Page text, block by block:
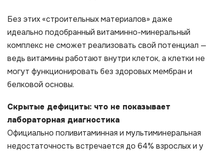
Без этих «строительных материалов» даже
идеально подобранный витаминно-минеральный
комплекс не сможет реализовать свой потенциал —
ведь витамины работают внутри клеток, а клетки не
могут функционировать без здоровых мембран и
белковой основы.
Скрытые дефициты: что не показывает
лабораторная диагностика
Официально поливитаминная и мультиминеральная
недостаточность встречается до 64% взрослых и у